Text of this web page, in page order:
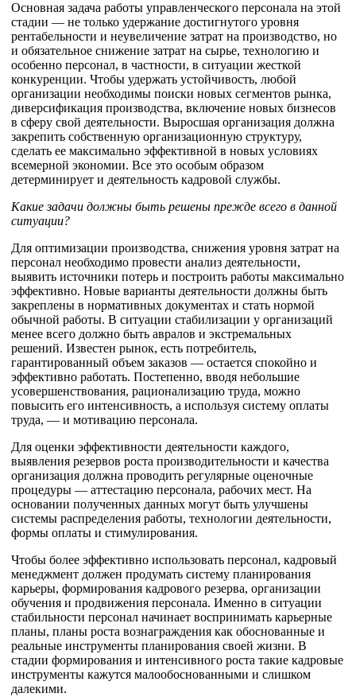
Основная задача работы управленческого персонала на этой
стадии — не только удержание достигнутого уровня
рентабельности и неувеличение затрат на производство, но
и обязательное снижение затрат на сырье, технологию и
особенно персонал, в частности, в ситуации жесткой
конкуренции. Чтобы удержать устойчивость, любой
организации необходимы поиски новых сегментов рынка,
диверсификация производства, включение новых бизнесов
в сферу свой деятельности. Выросшая организация должна
закрепить собственную организационную структуру,
сделать ее максимально эффективной в новых условиях
всемерной экономии. Все это особым образом
детерминирует и деятельность кадровой службы.
Какие задачи должны быть решены прежде всего в данной
ситуации?
Для оптимизации производства, снижения уровня затрат на
персонал необходимо провести анализ деятельности,
выявить источники потерь и построить работы максимально
эффективно. Новые варианты деятельности должны быть
закреплены в нормативных документах и стать нормой
обычной работы. В ситуации стабилизации у организаций
менее всего должно быть авралов и экстремальных
решений. Известен рынок, есть потребитель,
гарантированный объем заказов — остается спокойно и
эффективно работать. Постепенно, вводя небольшие
усовершенствования, рационализацию труда, можно
повысить его интенсивность, а используя систему оплаты
труда, — и мотивацию персонала.
Для оценки эффективности деятельности каждого,
выявления резервов роста производительности и качества
организация должна проводить регулярные оценочные
процедуры — аттестацию персонала, рабочих мест. На
основании полученных данных могут быть улучшены
системы распределения работы, технологии деятельности,
формы оплаты и стимулирования.
Чтобы более эффективно использовать персонал, кадровый
менеджмент должен продумать систему планирования
карьеры, формирования кадрового резерва, организации
обучения и продвижения персонала. Именно в ситуации
стабильности персонал начинает воспринимать карьерные
планы, планы роста вознаграждения как обоснованные и
реальные инструменты планирования своей жизни. В
стадии формирования и интенсивного роста такие кадровые
инструменты кажутся малообоснованными и слишком
далекими.